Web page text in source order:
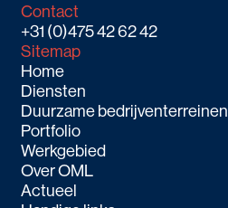
Contact
+31 (0)475 42 62 42
Sitemap
Home
Diensten
Duurzame bedrijventerreinen
Portfolio
Werkgebied
Over OML
Actueel